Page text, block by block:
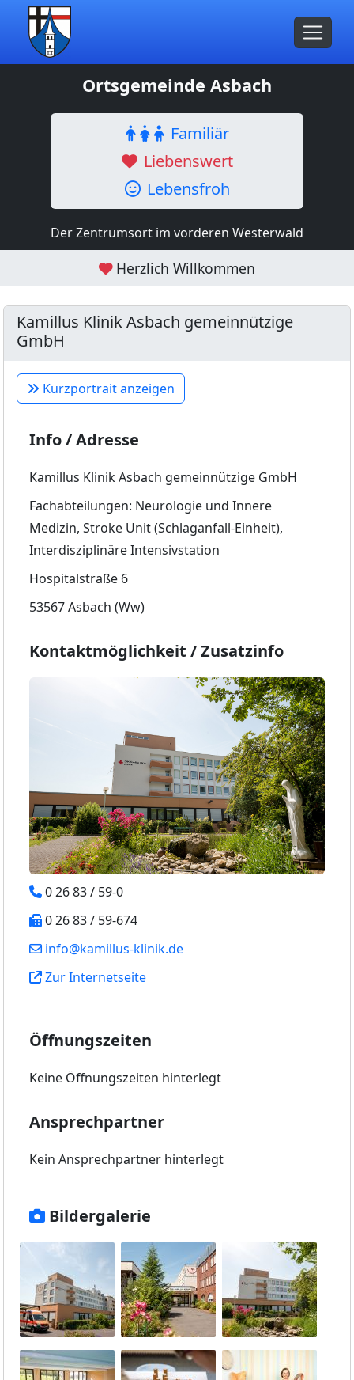
Ortsgemeinde Asbach
Familiär
Liebenswert
Lebensfroh
Der Zentrumsort im vorderen Westerwald
Herzlich Willkommen
Kamillus Klinik Asbach gemeinnützige
GmbH
Kurzportrait anzeigen
Info / Adresse
Kamillus Klinik Asbach gemeinnützige GmbH
Fachabteilungen: Neurologie und Innere
Medizin, Stroke Unit (Schlaganfall-Einheit),
Interdisziplinäre Intensivstation
Hospitalstraße 6
53567 Asbach (Ww)
Kontaktmöglichkeit / Zusatzinfo
0 26 83 / 59-0
0 26 83 / 59-674
info@kamillus-klinik.de
Zur Internetseite
Öffnungszeiten
Keine Öffnungszeiten hinterlegt
Ansprechpartner
Kein Ansprechpartner hinterlegt
Bildergalerie